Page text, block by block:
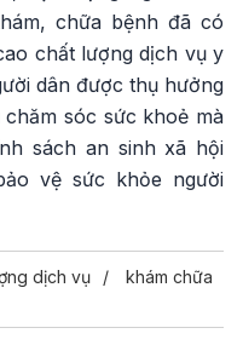
chữa bệnh đã có
chất lượng dịch vụ y
dân được thụ hưởng
sóc sức khoẻ mà
sách an sinh xã hội
vệ sức khỏe người
dịch vụ
khám chữa